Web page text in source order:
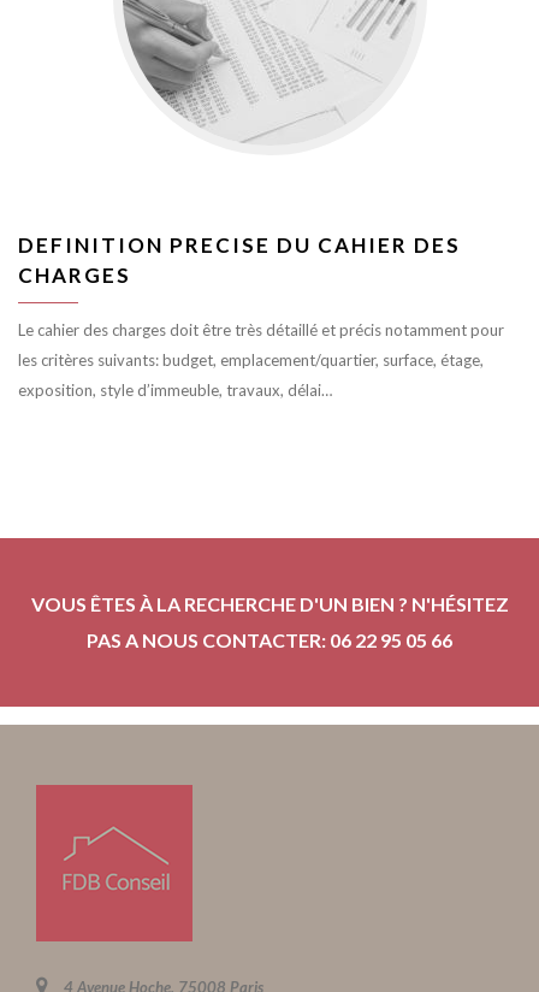
DEFINITION PRECISE DU CAHIER DES
CHARGES
Le cahier des charges doit être très détaillé et précis notamment pour
les critères suivants: budget, emplacement/quartier, surface, étage,
exposition, style d’immeuble, travaux, délai…
VOUS ÊTES À LA RECHERCHE D'UN BIEN ? N'HÉSITEZ
PAS A NOUS CONTACTER: 06 22 95 05 66
4 Avenue Hoche, 75008 Paris